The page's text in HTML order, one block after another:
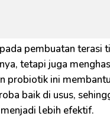
pembuatan terasi
tetapi juga
probiotik ini
baik di usus,
lebih efektif.